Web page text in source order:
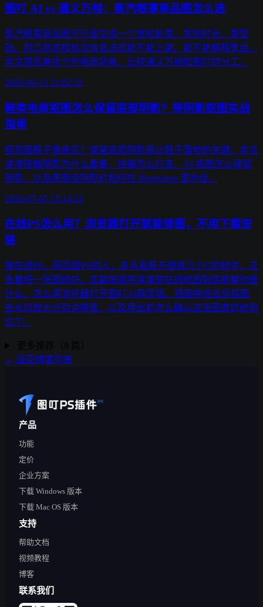
图叮 AI vs 通义万相：蒸汽眼罩商品图怎么选
蒸汽眼罩商品图不只是生成一个放松卧室。发热时长、香型
贴、封口状态和批次信息决定能不能上架、能不能解释售后。
本文限定美妆个护电商场景，比较通义万相和图叮的分工。
2026-06-13 21:02:32
鞋类电商抠图怎么保留底部阴影？带阴影抠图实战
指南
抠完图鞋子像悬空？保留底部阴影是让鞋子落地的关键。本文
讲清接触阴影为什么重要、拍摄怎么打底、AI 抠图怎么保留
阴影，以及原图没阴影时如何在 Photoshop 里补绘。
2026-07-05 15:14:23
在线PS怎么用？浏览器打开就能修图，不用下载安
装
搜在线PS、网页版PS的人，多半是既不想装几个G的软件、又
急着把一张图修好。这篇按顺序讲清楚在线修图到底能替你做
什么、怎么用浏览器打开图叮AI网页版、把图拖进去后抠图
去水印放大分别点哪里，以及导出前怎么确认这张图真的修到
位了。
← 返回博客列表
产品
功能
定价
企业方案
下载 Windows 版本
下载 Mac OS 版本
支持
帮助文档
视频教程
博客
联系我们